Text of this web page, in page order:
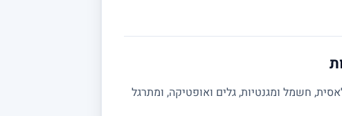
חשמל ומגנטיות, גלים ואופטיקה, ומתרגל